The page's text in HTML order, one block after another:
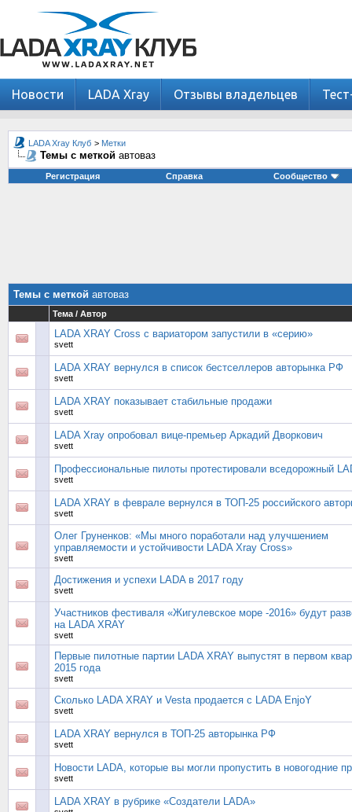
Новости LADA Xray Отзывы владельцев
LADA Xray Клуб > Метки
Темы с меткой автоваз
Регистрация Справка Сообщество
Темы с меткой автоваз
Тема / Автор
LADA XRAY Cross с вариатором запустили в «серию»
svett
LADA XRAY вернулся в список бестселлеров авторынка РФ
svett
LADA XRAY показывает стабильные продажи
svett
LADA Xray опробовал вице-премьер Аркадий Дворкович
svett
Профессиональные пилоты протестировали вседорожный
svett
LADA XRAY в феврале вернулся в ТОП-25 российского
svett
Олег Груненков: «Мы много поработали над улучшением
управляемости и устойчивости LADA Xray Cross»
svett
Достижения и успехи LADA в 2017 году
svett
Участников фестиваля «Жигулевское море -2016» будут
на LADA XRAY
svett
Первые пилотные партии LADA XRAY выпустят в первом
2015 года
svett
Сколько LADA XRAY и Vesta продается с LADA EnjoY
svett
LADA XRAY вернулся в ТОП-25 авторынка РФ
svett
Новости LADA, которые вы могли пропустить в новогодние
svett
LADA XRAY в рубрике «Создатели LADA»